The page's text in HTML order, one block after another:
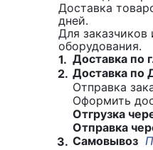
Доставка
дней.
Для
оборудования.
1. Доставка по
2. Доставка по
Отправка
Оформить
Отгрузка
Отправка
3. Самовывоз